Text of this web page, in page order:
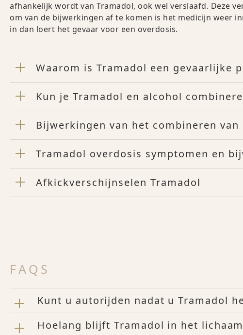
afhankelijk wordt van Tramadol, ook wel verslaafd. Deze
om van de bijwerkingen af te komen is het medicijn weer
in dan loert het gevaar voor een overdosis.
Waarom is Tramadol een gevaarlijke
Kun je Tramadol en alcohol
Bijwerkingen van het combineren van
Tramadol overdosis symptomen en
Afkickverschijnselen Tramadol
FAQS
Kunt u autorijden nadat u Tramadol
Hoelang blijft Tramadol in het